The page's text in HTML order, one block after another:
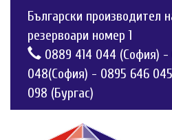
Български производител
резервоари номер 1
0889 414 044 (София) -
048(София) - 0895 646
098 (Бургас)